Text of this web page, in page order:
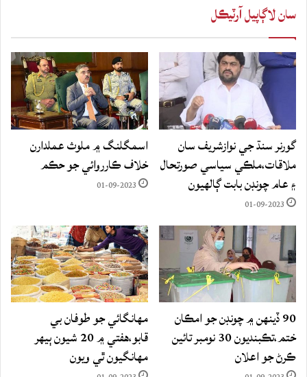
سان لاڳاپيل آرٽيڪل
گورنر سنڌ جي نوازشريف سان
ملاقات،ملڪي سياسي صورتحال
۽ عام چونڊن بابت ڳالهيون
01-09-2023
اسمگلنگ ۾ ملوث عملدارن
خلاف ڪارروائي جو حڪم
01-09-2023
90 ڏينهن ۾ چونڊن جو امڪان
ختم،تڪبنديون 30 نومبر تائين
ڪرڻ جو اعلان
مهانگائي جو طوفان بي
قابو،هفتي ۾ 20 شيون ٻيهر
مهانگيون ٿي ويون